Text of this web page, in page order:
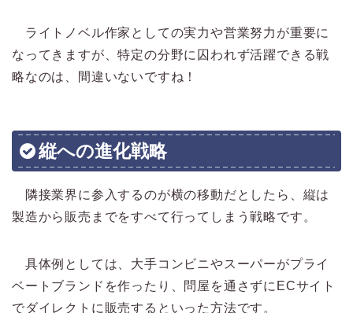
ライトノベル作家としての実力や営業努力が重要に
なってきますが、特定の分野に囚われず活躍できる戦
略なのは、間違いないですね！
縦への進化戦略
隣接業界に参入するのが横の移動だとしたら、縦は
製造から販売までをすべて行ってしまう戦略です。
具体例としては、大手コンビニやスーパーがプライ
ベートブランドを作ったり、問屋を通さずにECサイト
でダイレクトに販売するといった方法です。